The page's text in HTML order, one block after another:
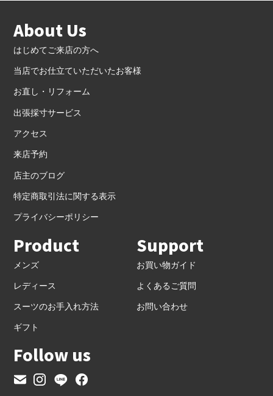
About Us
はじめてご来店の方へ
当店でお仕立ていただいたお客様
お直し・リフォーム
出張採寸サービス
アクセス
来店予約
店主のブログ
特定商取引法に関する表示
プライバシーポリシー
Product
メンズ
レディース
スーツのお手入れ方法
ギフト
Support
お買い物ガイド
よくあるご質問
お問い合わせ
Follow us